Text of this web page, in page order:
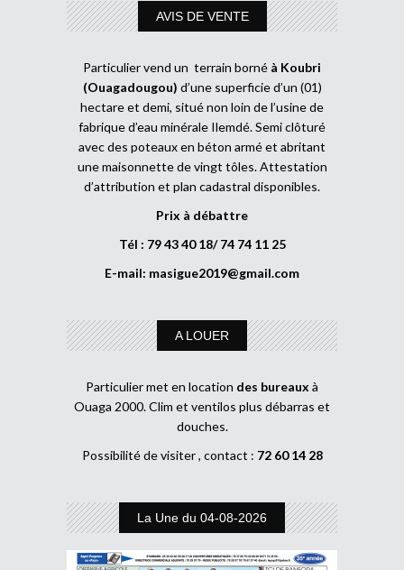
AVIS DE VENTE
Particulier vend un terrain borné à Koubri
(Ouagadougou) d’une superficie d’un (01)
hectare et demi, situé non loin de l’usine de
fabrique d’eau minérale Ilemdé. Semi clôturé
avec des poteaux en béton armé et abritant
une maisonnette de vingt tôles. Attestation
d’attribution et plan cadastral disponibles.
Prix à débattre
Tél : 79 43 40 18/ 74 74 11 25
E-mail: masigue2019@gmail.com
A LOUER
Particulier met en location des bureaux à
Ouaga 2000. Clim et ventilos plus débarras et
douches.
Possibilité de visiter , contact : 72 60 14 28
La Une du 04-08-2026